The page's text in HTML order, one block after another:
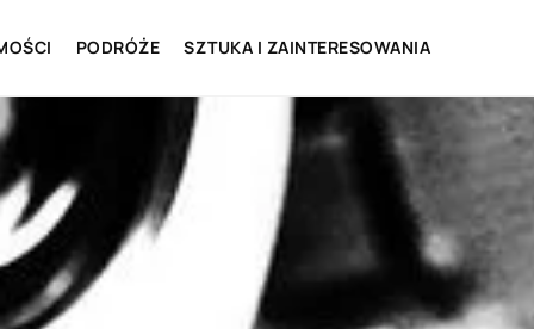
PODRÓŻE SZTUKA I ZAINTERESOWANIA